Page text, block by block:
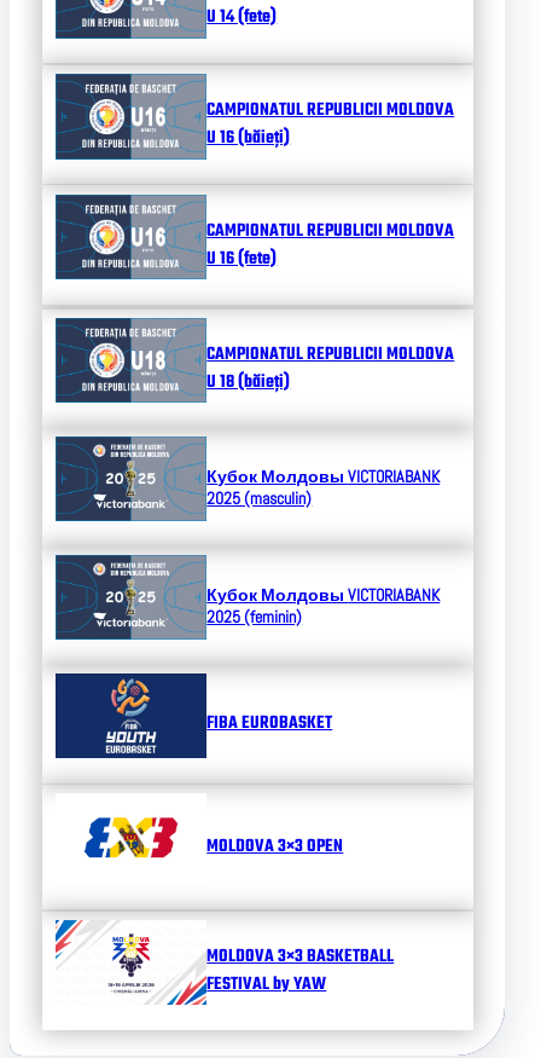
U 14 (fete)
CAMPIONATUL REPUBLICII MOLDOVA
U 16 (băieți)
CAMPIONATUL REPUBLICII MOLDOVA
U 16 (fete)
CAMPIONATUL REPUBLICII MOLDOVA
U 18 (băieți)
Кубок МолдовыVICTORIABANK
2025 (masculin)
Кубок МолдовыVICTORIABANK
2025 (feminin)
FIBA EUROBASKET
MOLDOVA 3×3 OPEN
MOLDOVA 3×3 BASKETBALL
FESTIVAL by YAW